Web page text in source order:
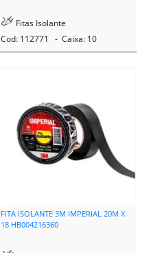
Fitas Isolante
Cod: 112771 - Caixa: 10
FITA ISOLANTE 3M IMPERIAL 20M X
18 HB004216360